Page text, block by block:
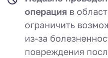
операция в
ограничить
из-за
повреждения